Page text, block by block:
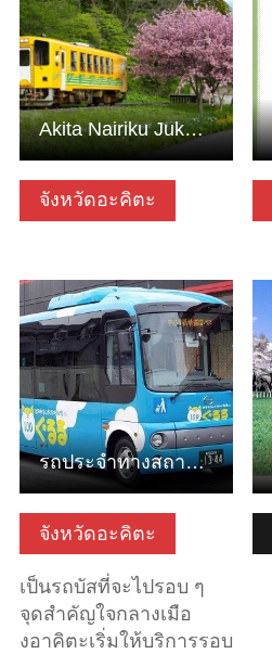
จังหวัดอะคิตะ
Akita Nairiku Jukan Tetsudo
จังหวัดอะคิตะ
เป็นรถบัสที่จะไปรอบ ๆ
จุดสำคัญใจกลางเมือ
งอาคิตะเริ่มให้บริการรอบ
ดูข้อมูลพื้นฐาน
รถประจำทางสถานีกลางจังหวัดอากิตะ “กุรูรุ"